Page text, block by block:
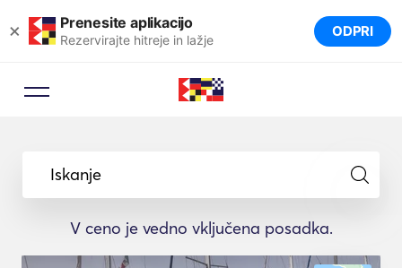
× Prenesite aplikacijo
Rezervirajte hitreje in lažje ODPRI
Iskanje
V ceno je vedno vključena posadka.